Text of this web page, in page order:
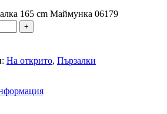
165 cm Маймунка 06179
На открито, Пързалки